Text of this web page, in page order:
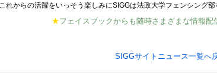
これからの活躍をいっそう楽しみにSIGGは法政大学フェンシング
★フェイスブックからも随時さまざまな情報配
SIGGサイトニュース一覧へ